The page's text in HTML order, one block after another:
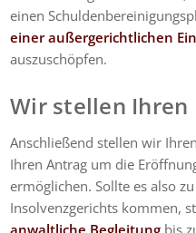
einen
einer außergerichtlichen
auszuschöpfen.
Wir stellen Ihren
Anschließend stellen wir
Ihren Antrag um die
ermöglichen. Sollte es also
Insolvenzgerichts kommen,
anwaltliche Begleitung bis